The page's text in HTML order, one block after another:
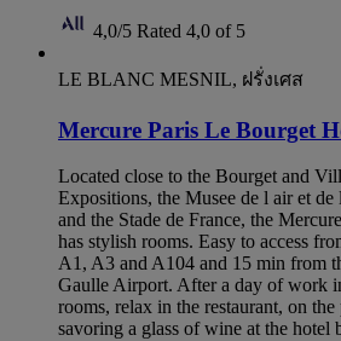
4,0/5 Rated 4,0 of 5
LE BLANC MESNIL, ฝรั่งเศส
Mercure Paris Le Bourget
Located close to the Bourget and
Expositions, the Musee de l air et de
and the Stade de France, the
has stylish rooms. Easy to access
A1, A3 and A104 and 15 min from
Gaulle Airport. After a day of work
rooms, relax in the restaurant, on
savoring a glass of wine at the hotel